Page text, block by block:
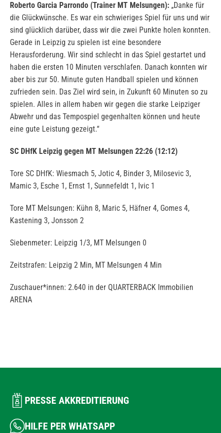
Roberto Garcia Parrondo (Trainer MT Melsungen): „Danke für
die Glückwünsche. Es war ein schwieriges Spiel für uns und wir
sind glücklich darüber, dass wir die zwei Punkte holen konnten.
Gerade in Leipzig zu spielen ist eine besondere
Herausforderung. Wir sind schlecht in das Spiel gestartet und
haben die ersten 10 Minuten verschlafen. Danach konnten wir
aber bis zur 50. Minute guten Handball spielen und können
zufrieden sein. Das Ziel wird sein, in Zukunft 60 Minuten so zu
spielen. Alles in allem haben wir gegen die starke Leipziger
Abwehr und das Tempospiel gegenhalten können und heute
eine gute Leistung gezeigt.“
SC DHfK Leipzig gegen MT Melsungen 22:26 (12:12)
Tore SC DHfK: Wiesmach 5, Jotic 4, Binder 3, Milosevic 3,
Mamic 3, Esche 1, Ernst 1, Sunnefeldt 1, Ivic 1
Tore MT Melsungen: Kühn 8, Maric 5, Häfner 4, Gomes 4,
Kastening 3, Jonsson 2
Siebenmeter: Leipzig 1/3, MT Melsungen 0
Zeitstrafen: Leipzig 2 Min, MT Melsungen 4 Min
Zuschauer*innen: 2.640 in der QUARTERBACK Immobilien
ARENA
PRESSE AKKREDITIERUNG
HILFE PER WHATSAPP